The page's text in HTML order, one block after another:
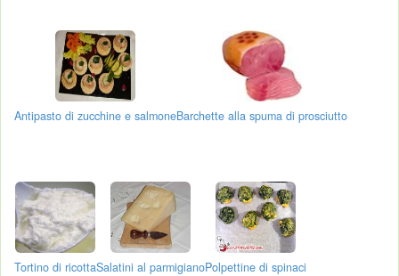
Antipasto di zucchine e salmoneBarchette alla spuma di prosciutto
Tortino di ricottaSalatini al parmigianoPolpettine di spinaci